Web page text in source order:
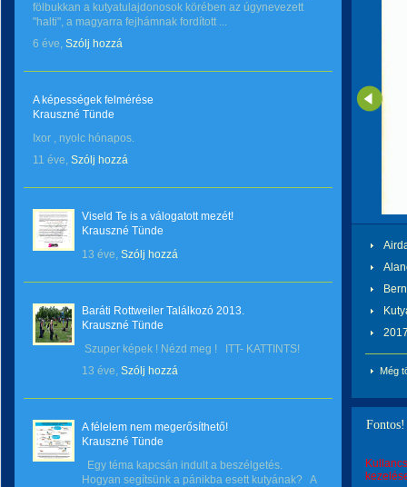
fölbukkan a kutyatulajdonosok körében az úgynevezett
"halti", a magyarra fejhámnak fordított ...
6 éve, Szólj hozzá
A képességek felmérése
Krauszné Tünde
Ixor , nyolc hónapos.
11 éve, Szólj hozzá
Viseld Te is a válogatott mezét!
Krauszné Tünde
13 éve, Szólj hozzá
Baráti Rottweiler Találkozó 2013.
Krauszné Tünde
Szuper képek ! Nézd meg ! ITT- KATTINTS!
13 éve, Szólj hozzá
A félelem nem megerősíthető!
Krauszné Tünde
Egy téma kapcsán indult a beszélgetés.
Hogyan segítsünk a pánikba esett kutyának? A
Még
Fontos!